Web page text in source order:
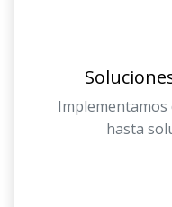
Implementamos
hasta